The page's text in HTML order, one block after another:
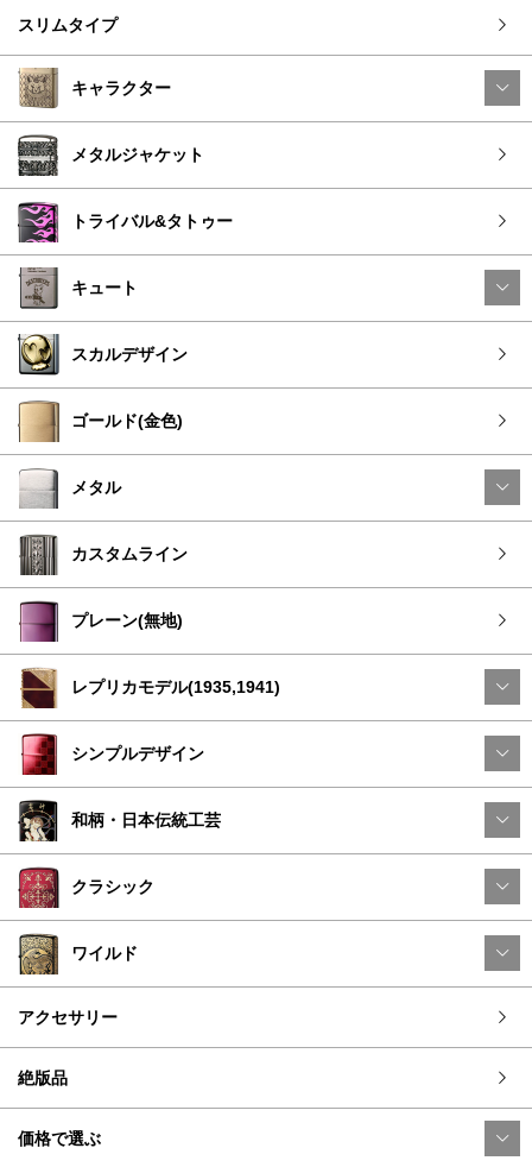
スリムタイプ
キャラクター
メタルジャケット
トライバル&タトゥー
キュート
スカルデザイン
ゴールド(金色)
メタル
カスタムライン
プレーン(無地)
レプリカモデル(1935,1941)
シンプルデザイン
和柄・日本伝統工芸
クラシック
ワイルド
アクセサリー
絶版品
価格で選ぶ